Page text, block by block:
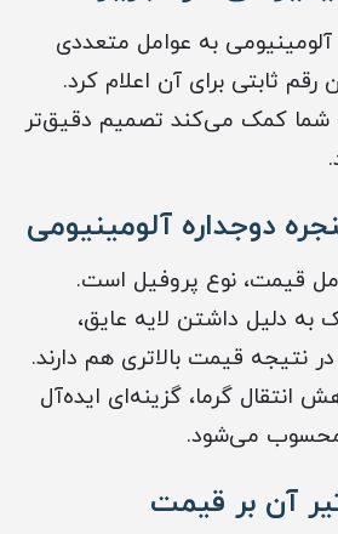
به عوامل متعددی
ثابتی برای آن اعلام کرد.
شما کمک می‌کند تصمیم دقیق‌تر
دوجداره آلومینیومی
قیمت، نوع پروفیل است.
به دلیل داشتن لایه عایق،
نتیجه قیمت بالاتری هم دارند.
انتقال گرما، گزینه‌ای ایده‌آل
محسوب می‌شود.
آن بر قیمت